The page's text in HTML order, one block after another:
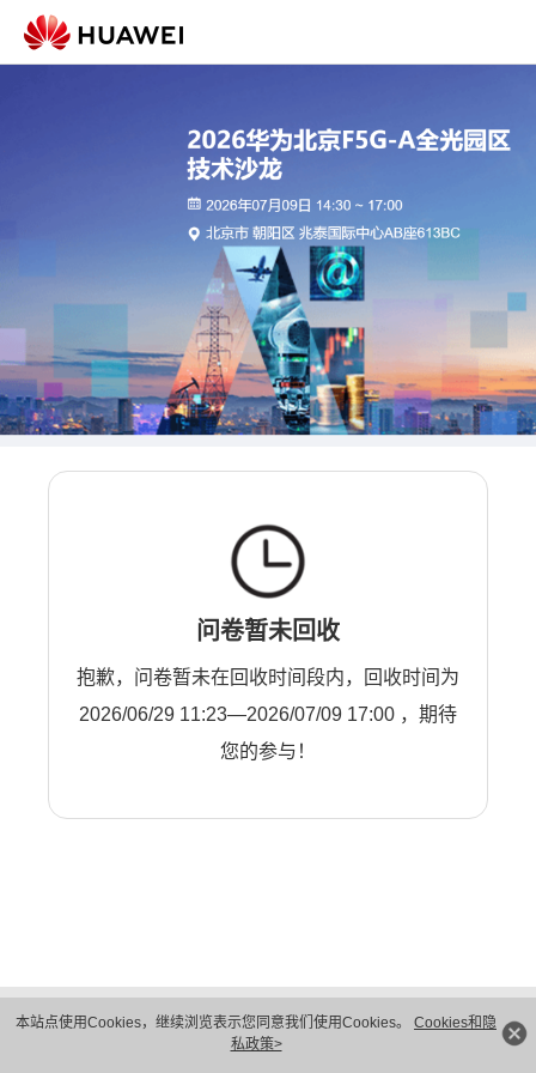
本站点使用Cookies，继续浏览表示您同意我们使用Cookies。 Cookies和隐
私政策>
问卷暂未回收
抱歉，问卷暂未在回收时间段内，回收时间为
2026/06/29 11:23—2026/07/09 17:00 ，期待
您的参与！
隐私保护
法律声明